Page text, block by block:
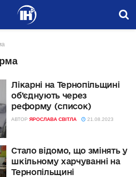
Лікарні на Тернопільщині
об’єднують через
реформу (список)
АВТОР ЯРОСЛАВА СВІТЛА 21.08.2023
Стало відомо, що змінять у
шкільному харчуванні на
Тернопільщині